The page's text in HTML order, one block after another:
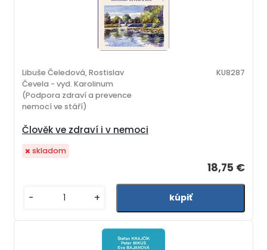
Člověk ve zdraví i v nemoci
Libuše Čeledová, Rostislav
Čevela - vyd. Karolinum
(Podpora zdraví a prevence
nemocí ve stáří)
KU8287
18,75 €
skladom
- +